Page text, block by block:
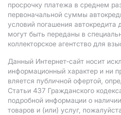
просрочку платежа в среднем
первоначальной суммы
условий погашения автокредита
могут быть переданы в
коллекторское агентство для
Данный Интернет-сайт носит
информационный характер и ни
вляется публичной офертой,
Статьи 437 Гражданского
подробной информации о
товаров и (или) услуг,